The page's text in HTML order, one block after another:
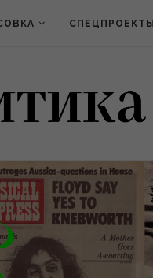
СПЕЦПРОЕКТЫ